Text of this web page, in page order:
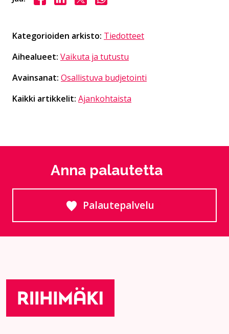
Kategorioiden arkisto: Tiedotteet
Aihealueet: Vaikuta ja tutustu
Avainsanat: Osallistuva budjetointi
Kaikki artikkelit: Ajankohtaista
Anna palautetta
Palautepalvelu
Siirtyy ulkoiselle